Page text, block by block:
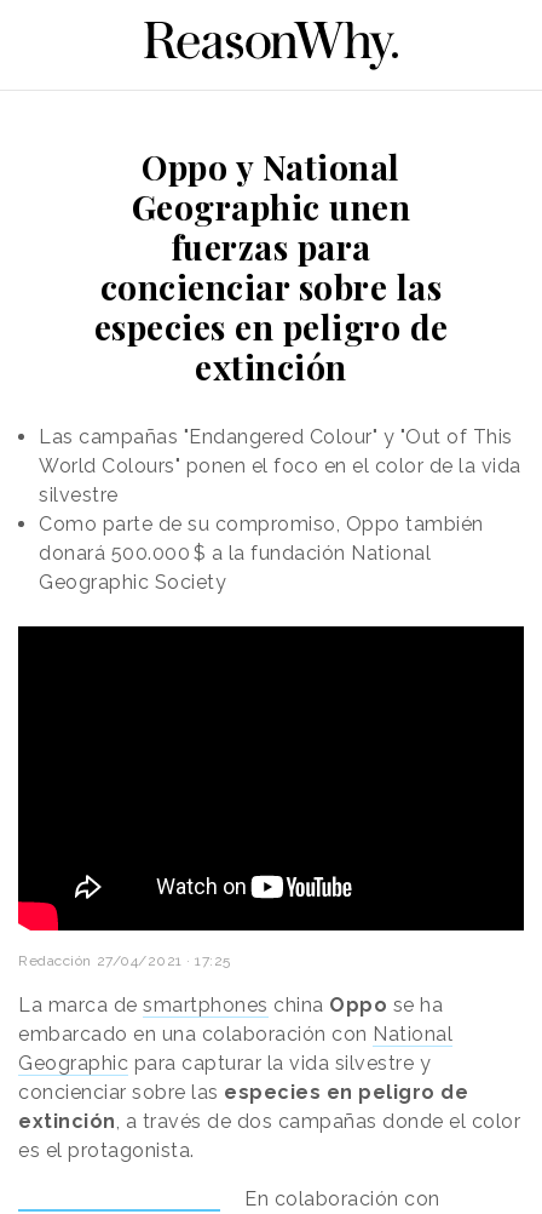
Oppo y National
Geographic unen
fuerzas para
concienciar sobre las
especies en peligro de
extinción
Las campañas "Endangered Colour" y "Out of This
World Colours" ponen el foco en el color de la vida
silvestre
Como parte de su compromiso, Oppo también
donará 500.000 $ a la fundación National
Geographic Society
Redacción 27/04/2021 · 17:25
La marca de smartphones china Oppo se ha
embarcado en una colaboración con National
Geographic para capturar la vida silvestre y
concienciar sobre las especies en peligro de
extinción, a través de dos campañas donde el color
es el protagonista.
En colaboración con